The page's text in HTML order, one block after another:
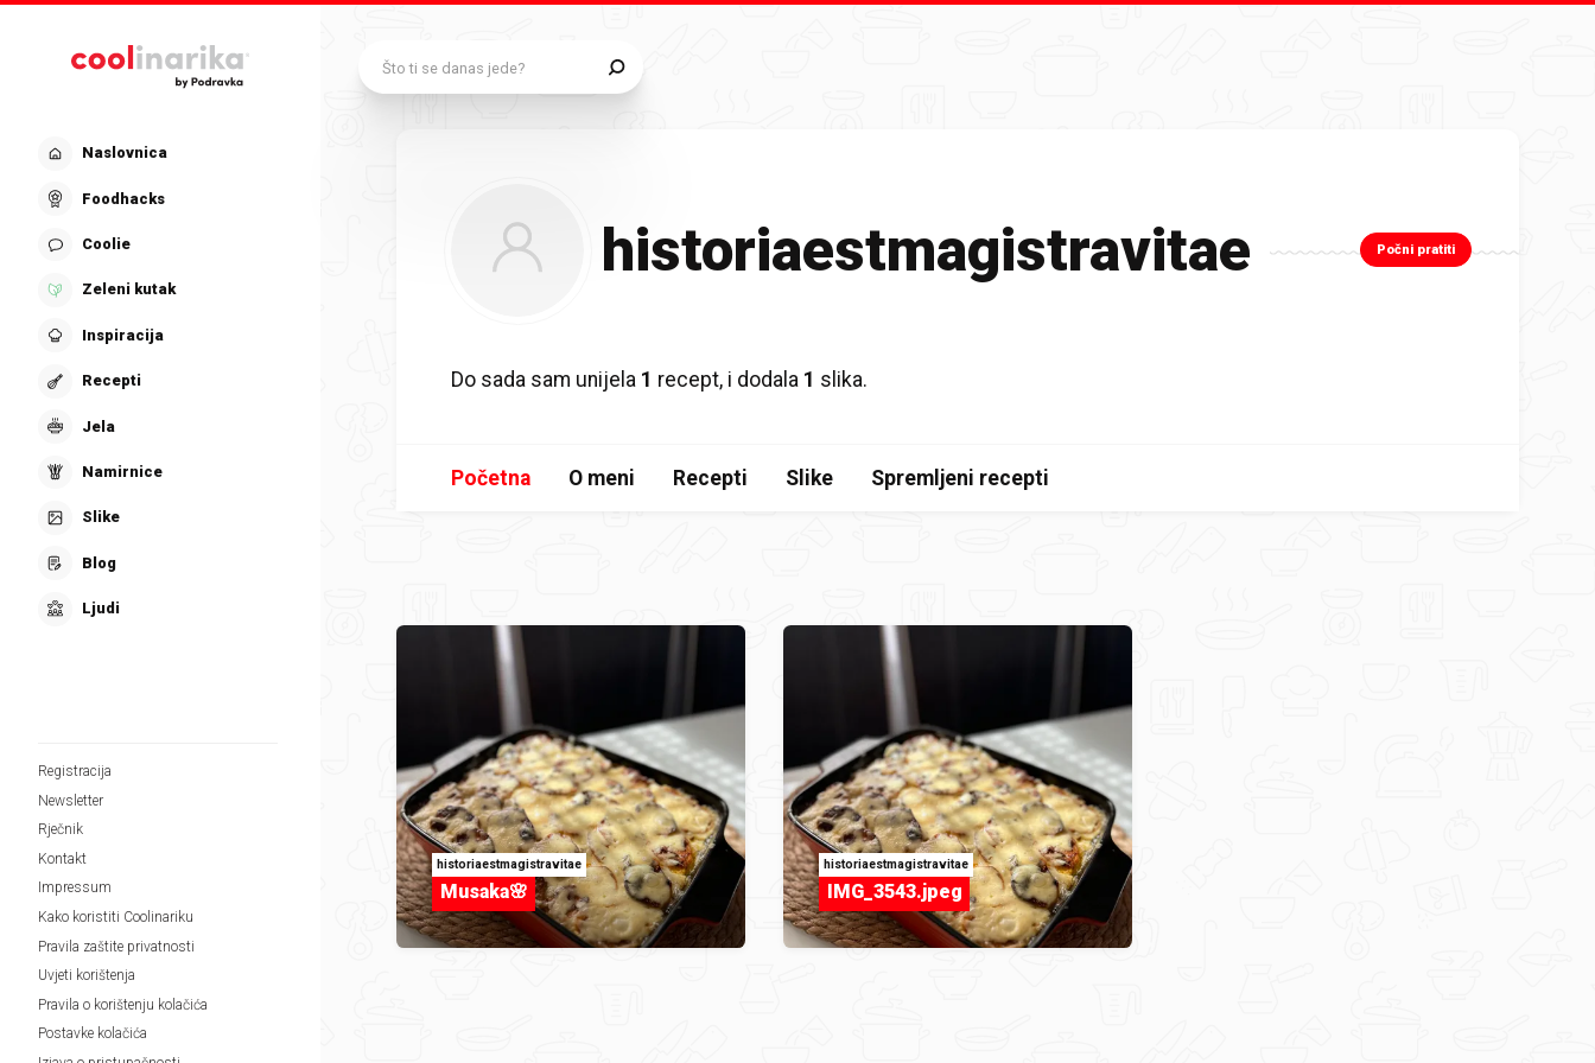
Naslovnica
Foodhacks
Coolie
Zeleni kutak
Inspiracija
Recepti
Jela
Namirnice
Slike
Blog
Ljudi
Registracija
Newsletter
Rječnik
Kontakt
Impressum
Kako koristiti Coolinariku
Pravila zaštite privatnosti
Uvjeti korištenja
Pravila o korištenju kolačića
Postavke kolačića
historiaestmagistravitae Počni pratiti
Do sada sam unijela 1 recept, i dodala 1 slika.
Početna O meni Recepti Slike Spremljeni recepti
historiaestmagistravitae
Musaka🌸
historiaestmagistravitae
IMG_3543.jpeg
Što ti se danas jede?